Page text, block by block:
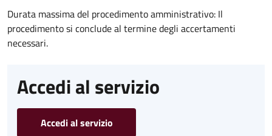
Durata massima del procedimento amministrativo: Il
procedimento si conclude al termine degli accertamenti
necessari.
Accedi al servizio
Accedi al servizio